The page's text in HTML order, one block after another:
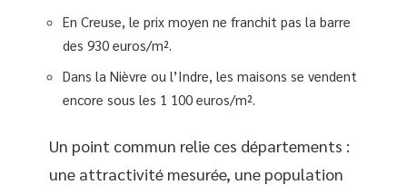
En Creuse, le prix moyen ne franchit pas la barre
des 930 euros/m².
Dans la Nièvre ou l’Indre, les maisons se vendent
encore sous les 1 100 euros/m².
Un point commun relie ces départements :
une attractivité mesurée, une population